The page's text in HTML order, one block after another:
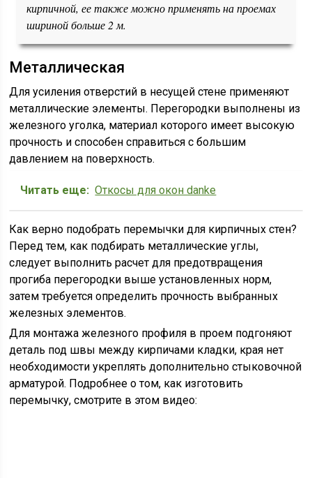
кирпичной, ее также можно применять на проемах
шириной больше 2 м.
Металлическая
Для усиления отверстий в несущей стене применяют
металлические элементы. Перегородки выполнены из
железного уголка, материал которого имеет высокую
прочность и способен справиться с большим
давлением на поверхность.
Читать еще: Откосы для окон danke
Как верно подобрать перемычки для кирпичных стен?
Перед тем, как подбирать металлические углы,
следует выполнить расчет для предотвращения
прогиба перегородки выше установленных норм,
затем требуется определить прочность выбранных
железных элементов.
Для монтажа железного профиля в проем подгоняют
деталь под швы между кирпичами кладки, края нет
необходимости укреплять дополнительно стыковочной
арматурой. Подробнее о том, как изготовить
перемычку, смотрите в этом видео: